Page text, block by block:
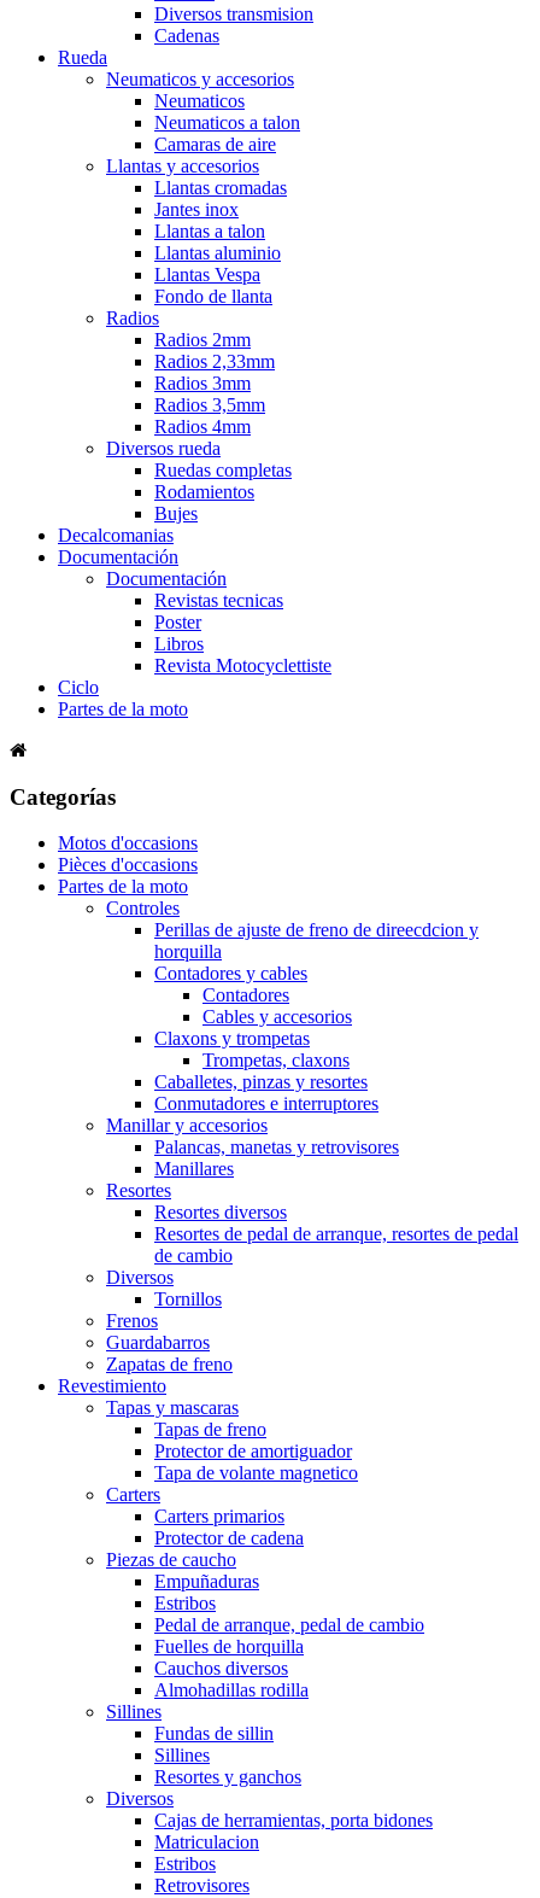
Diversos transmision
Cadenas
Rueda
Neumaticos y accesorios
Neumaticos
Neumaticos a talon
Camaras de aire
Llantas y accesorios
Llantas cromadas
Jantes inox
Llantas a talon
Llantas aluminio
Llantas Vespa
Fondo de llanta
Radios
Radios 2mm
Radios 2,33mm
Radios 3mm
Radios 3,5mm
Radios 4mm
Diversos rueda
Ruedas completas
Rodamientos
Bujes
Decalcomanias
Documentación
Documentación
Revistas tecnicas
Poster
Libros
Revista Motocyclettiste
Ciclo
Partes de la moto
Categorías
Motos d'occasions
Pièces d'occasions
Partes de la moto
Controles
Perillas de ajuste de freno de direecdcion y
horquilla
Contadores y cables
Contadores
Cables y accesorios
Claxons y trompetas
Trompetas, claxons
Caballetes, pinzas y resortes
Conmutadores e interruptores
Manillar y accesorios
Palancas, manetas y retrovisores
Manillares
Resortes
Resortes diversos
Resortes de pedal de arranque, resortes de pedal
de cambio
Diversos
Tornillos
Frenos
Guardabarros
Zapatas de freno
Revestimiento
Tapas y mascaras
Tapas de freno
Protector de amortiguador
Tapa de volante magnetico
Carters
Carters primarios
Protector de cadena
Piezas de caucho
Empuñaduras
Estribos
Pedal de arranque, pedal de cambio
Fuelles de horquilla
Cauchos diversos
Almohadillas rodilla
Sillines
Fundas de sillin
Sillines
Resortes y ganchos
Diversos
Cajas de herramientas, porta bidones
Matriculacion
Estribos
Retrovisores